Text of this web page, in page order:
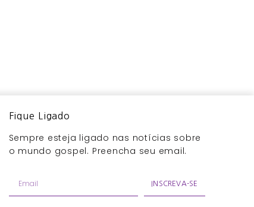
Fique Ligado
Sempre esteja ligado nas notícias sobre
o mundo gospel. Preencha seu email.
INSCREVA-SE